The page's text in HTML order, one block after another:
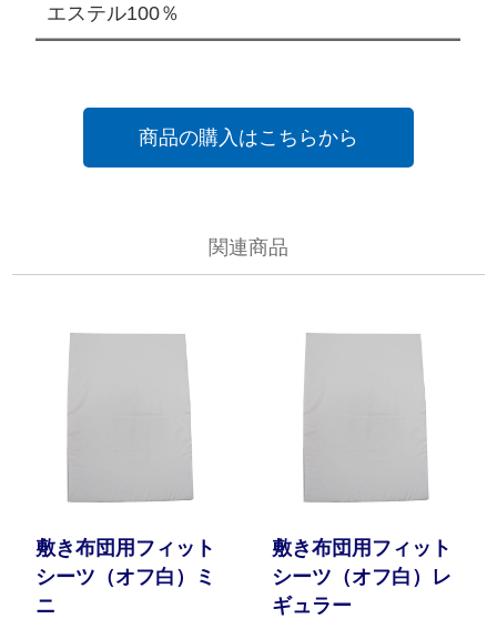
エステル100％
商品の購入はこちらから
関連商品
敷き布団用フィット
シーツ（オフ白）ミ
ニ
敷き布団用フィット
シーツ（オフ白）レ
ギュラー